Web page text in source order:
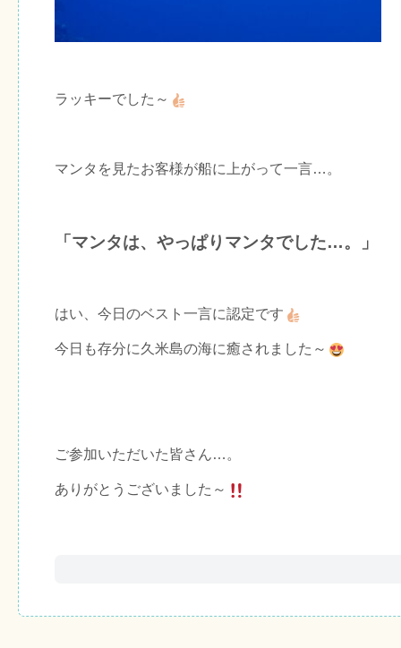
ラッキーでした～
マンタを見たお客様が船に上がって一言…。
「マンタは、やっぱりマンタでした…。」
はい、今日のベスト一言に認定です
今日も存分に久米島の海に癒されました～
ご参加いただいた皆さん…。
ありがとうございました～